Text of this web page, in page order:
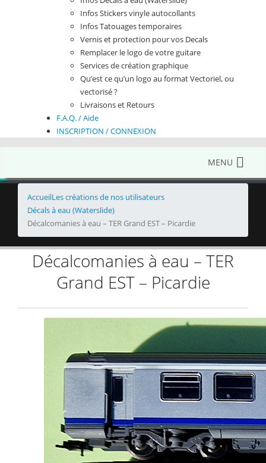
Infos Stickers vinyle autocollants
Infos Tatouages temporaires
Vernis et protection pour vos Decals
Remplacer le logo de votre guitare
Services de création graphique
Qu’est ce qu’un logo au format Vectoriel, ou
vectorisé ?
Livraisons et Retours
F.A.Q. / Aide
INSCRIPTION / CONNEXION
MENU
AccueilLes créations de nos utilisateurs
Décals à eau (Waterslide)
Décalcomanies à eau – TER Grand EST – Picardie
Décalcomanies à eau – TER
Grand EST – Picardie